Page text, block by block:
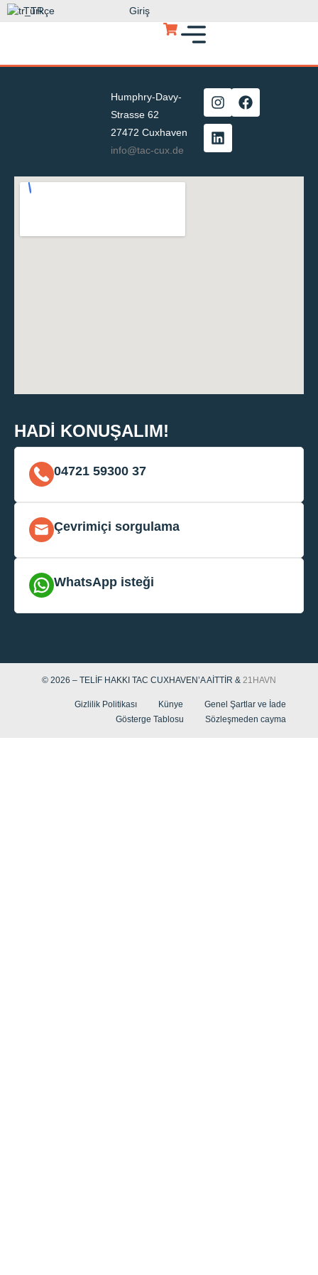
Türkçe Giriş
Humphry-Davy-
Strasse 62
27472 Cuxhaven
info@tac-cux.de
HADI KONUŞALIM!
04721 59300 37
Çevrimiçi sorgulama
WhatsApp isteği
© 2026 – TELIF HAKKI TAC CUXHAVEN’A AITTIR & 21HAVN
Gizlilik Politikası Künye
Genel Şartlar ve İade
Gösterge Tablosu
Sözleşmeden cayma